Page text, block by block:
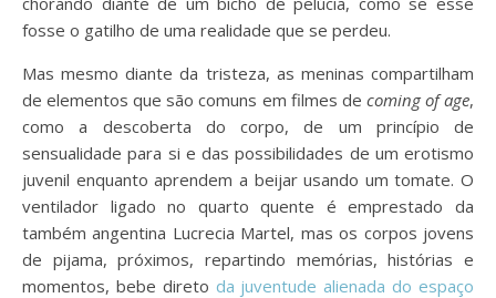
fosse o gatilho de uma realidade que se perdeu.
Mas mesmo diante da tristeza, as meninas compartilham
de elementos que são comuns em filmes de coming of age,
como a descoberta do corpo, de um princípio de
sensualidade para si e das possibilidades de um erotismo
juvenil enquanto aprendem a beijar usando um tomate. O
ventilador ligado no quarto quente é emprestado da
também angentina Lucrecia Martel, mas os corpos jovens
de pijama, próximos, repartindo memórias, histórias e
momentos, bebe direto da juventude alienada do espaço